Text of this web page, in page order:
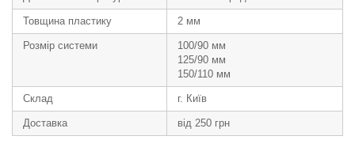
Товщина пластику 2 мм
Розмір системи
100/90 мм
125/90 мм
150/110 мм
Склад г. Київ
Доставка від 250 грн